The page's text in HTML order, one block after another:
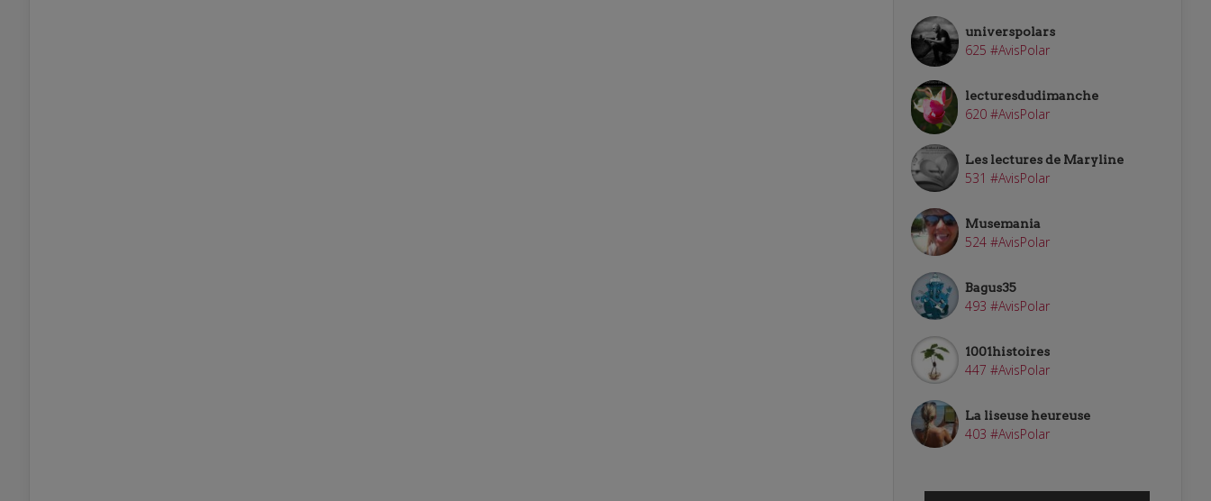
universpolars
625 #AvisPolar
lecturesdudimanche
620 #AvisPolar
Les lectures de Maryline
531 #AvisPolar
Musemania
524 #AvisPolar
Bagus35
493 #AvisPolar
1001histoires
447 #AvisPolar
La liseuse heureuse
403 #AvisPolar